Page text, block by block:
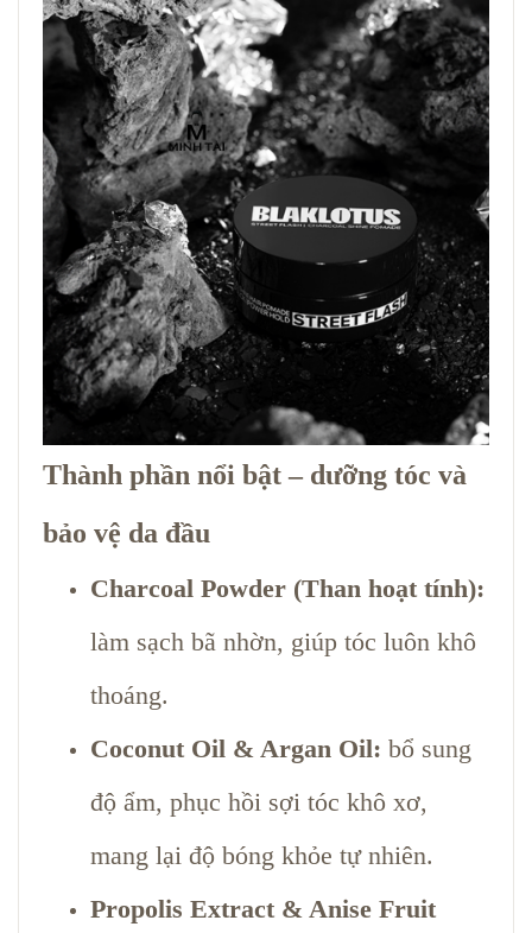
Thành phần nổi bật – dưỡng tóc và
bảo vệ da đầu
Charcoal Powder (Than hoạt tính):
làm sạch bã nhờn, giúp tóc luôn khô
thoáng.
Coconut Oil & Argan Oil: bổ sung
độ ẩm, phục hồi sợi tóc khô xơ,
mang lại độ bóng khỏe tự nhiên.
Propolis Extract & Anise Fruit